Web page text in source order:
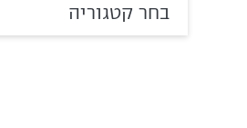
בחר קטגוריה